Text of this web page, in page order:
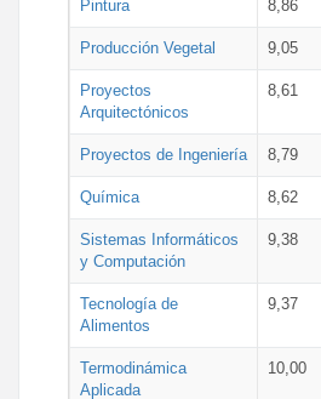
Pintura 8,86
Producción Vegetal 9,05
Proyectos
Arquitectónicos
8,61
Proyectos de Ingeniería 8,79
Química 8,62
Sistemas Informáticos
y Computación
9,38
Tecnología de
Alimentos
9,37
Termodinámica
Aplicada
10,00